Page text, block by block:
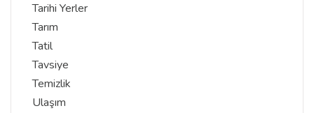
Tarihi Yerler
Tarım
Tatil
Tavsiye
Temizlik
Ulaşım